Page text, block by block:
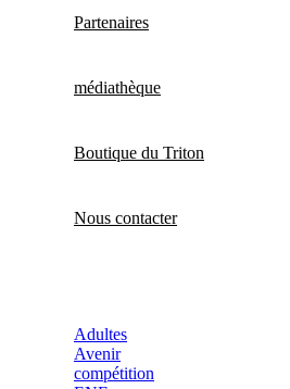
Partenaires
médiathèque
Boutique du Triton
Nous contacter
Adultes
Avenir
compétition